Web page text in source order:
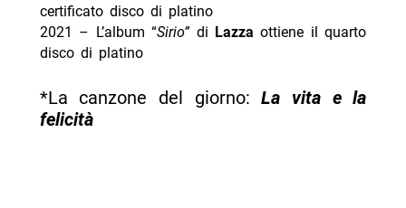
certificato disco di platino
2021 – L’album “Sirio”di Lazza ottiene il quarto
disco di platino
*La canzone del giorno:La vita e la
felicità